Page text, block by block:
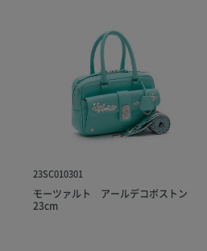
23SC010301
モーツァルト アールデコボストン
23cm